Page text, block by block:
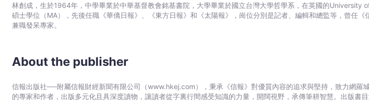
林創成，生於1964年，中學畢業於中華基督教會銘基書院，大學畢業於國立台灣大學哲學系，在英國的University
碩士學位（MA），先後任職《華僑日報》、《東方日報》和《太陽報》，崗位分別是記者、編輯和總監等，曾任《
兼職發呆專家。
About the publisher
信報出版社──附屬信報財經新聞有限公司（www.hkej.com），秉承《信報》對優質內容的追求與堅持，致力網羅
的專家和作者，出版多元化且具深度讀物，讓讀者從字裏行間感受知識的力量，開闊視野，承傳筆耕智慧。出版書